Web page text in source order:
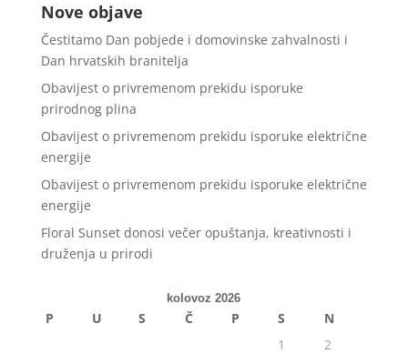
Nove objave
Čestitamo Dan pobjede i domovinske zahvalnosti i
Dan hrvatskih branitelja
Obavijest o privremenom prekidu isporuke
prirodnog plina
Obavijest o privremenom prekidu isporuke električne
energije
Obavijest o privremenom prekidu isporuke električne
energije
Floral Sunset donosi večer opuštanja, kreativnosti i
druženja u prirodi
kolovoz 2026
P U S Č P S
N
1
2